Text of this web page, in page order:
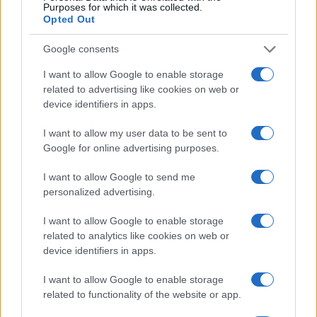
Purposes for which it was collected.
Opted Out
Google consents
I want to allow Google to enable storage
related to advertising like cookies on web or
device identifiers in apps.
I want to allow my user data to be sent to
Google for online advertising purposes.
I want to allow Google to send me
personalized advertising.
I want to allow Google to enable storage
related to analytics like cookies on web or
device identifiers in apps.
I want to allow Google to enable storage
related to functionality of the website or app.
Per rendersene conto bisogna guardare là dove il
Corano è legge, se pur in versione più o meno
ammorbidita, non, invece, in Europa, dove
essendo le componenti islamiche largamente
minoritarie coltivano i loro credi e costumi nelle
comunità e nelle famiglie, senza aver affatto
rinunciato al carattere esclusivo ed escludente
Si può ironizzare fin che si vuole sull’
sostituzione, che non è di razze, ma di etnie, di
culture che non sono affatto paritarie alla luce
della nostra stessa Costituzione, ma del tutto
incompatibili, sì che la compensazione della
scarsa natalità con una immigrazione non